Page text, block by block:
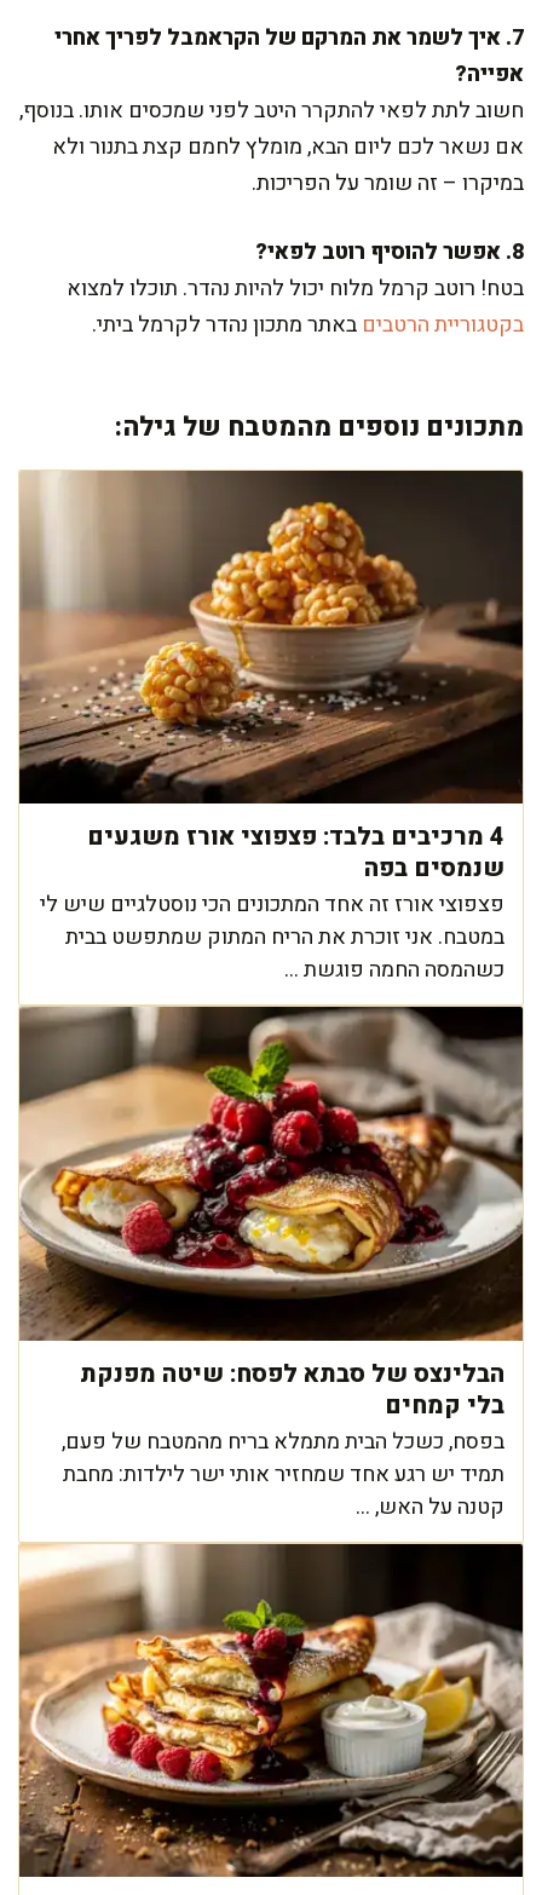
7. איך לשמר את המרקם של הקראמבל לפריך אחרי
אפייה?
חשוב לתת לפאי להתקרר היטב לפני שמכסים אותו. בנוסף,
אם נשאר לכם ליום הבא, מומלץ לחמם קצת בתנור ולא
במיקרו – זה שומר על הפריכות.
8. אפשר להוסיף רוטב לפאי?
בטח! רוטב קרמל מלוח יכול להיות נהדר. תוכלו למצוא
בקטגוריית הרטבים באתר מתכון נהדר לקרמל ביתי.
מתכונים נוספים מהמטבח של גילה:
4 מרכיבים בלבד: פצפוצי אורז משגעים
שנמסים בפה
פצפוצי אורז זה אחד המתכונים הכי נוסטלגיים שיש לי
במטבח. אני זוכרת את הריח המתוק שמתפשט בבית
כשהמסה החמה פוגשת ...
הבלינצס של סבתא לפסח: שיטה מפנקת
בלי קמחים
בפסח, כשכל הבית מתמלא בריח מהמטבח של פעם,
תמיד יש רגע אחד שמחזיר אותי ישר לילדות: מחבת
קטנה על האש, ...